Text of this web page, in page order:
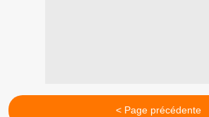
< Page précédente